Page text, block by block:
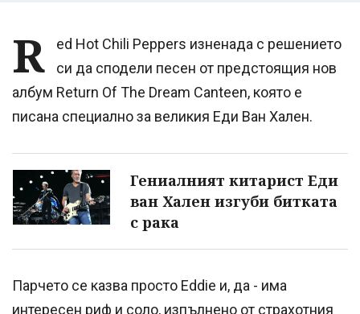
R
ed Hot Chili Peppers изненада с решението
си да сподели песен от предстоящия нов
албум Return Of The Dream Canteen, която е
писана специално за великия Еди Ван Хален.
Гениалният китарист Еди
ван Хален изгуби битката
с рака
Парчето се казва просто Eddie и, да - има
интересен риф и соло, изпълнено от страхотния